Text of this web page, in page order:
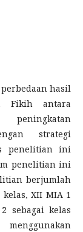
hasil
Fikih antara
peningkatan
strategi
penelitian ini
penelitian ini
berjumlah
XII MIA 1
sebagai kelas